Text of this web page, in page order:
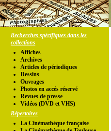
Recherches spécifiques dans les
collections
Affiches
Archives
Articles de périodiques
Dessins
Ouvrages
Photos en accés réservé
Revues de presse
Vidéos (DVD et VHS)
Répertoires
La Cinémathèque française